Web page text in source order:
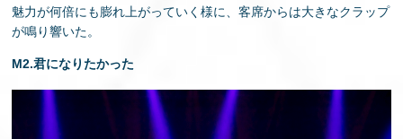
魅力が何倍にも膨れ上がっていく様に、客席からは大きなクラップ
が鳴り響いた。
M2.君になりたかった